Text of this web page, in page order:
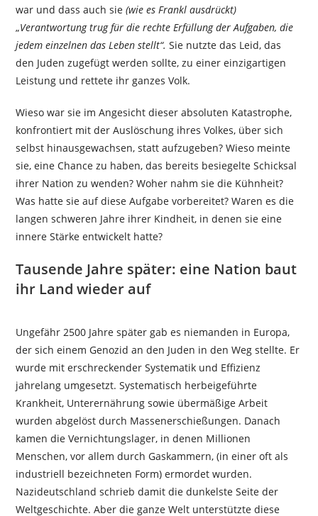
war und dass auch sie(wie es Frankl ausdrückt)
„Verantwortung trug für die rechte Erfüllung der Aufgaben, die
jedem einzelnen das Leben stellt“.Sie nutzte das Leid, das
den Juden zugefügt werden sollte, zu einer einzigartigen
Leistung und rettete ihr ganzes Volk.
Wieso war sie im Angesicht dieser absoluten Katastrophe,
konfrontiert mit der Auslöschung ihres Volkes, über sich
selbst hinausgewachsen, statt aufzugeben? Wieso meinte
sie, eine Chance zu haben, das bereits besiegelte Schicksal
ihrer Nation zu wenden? Woher nahm sie die Kühnheit?
Was hatte sie auf diese Aufgabe vorbereitet? Waren es die
langen schweren Jahre ihrer Kindheit, in denen sie eine
innere Stärke entwickelt hatte?
Tausende Jahre später: eine Nation baut
ihr Land wieder auf
Ungefähr 2500 Jahre später gab es niemanden in Europa,
der sich einem Genozid an den Juden in den Weg stellte. Er
wurde mit erschreckender Systematik und Effizienz
jahrelang umgesetzt. Systematisch herbeigeführte
Krankheit, Unterernährung sowie übermäßige Arbeit
wurden abgelöst durch Massenerschießungen. Danach
kamen die Vernichtungslager, in denen Millionen
Menschen, vor allem durch Gaskammern, (in einer oft als
industriell bezeichneten Form) ermordet wurden.
Nazideutschland schrieb damit die dunkelste Seite der
Weltgeschichte. Aber die ganze Welt unterstützte diese